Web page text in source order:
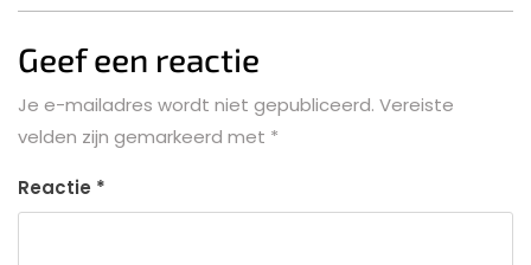
Geef een reactie
Je e-mailadres wordt niet gepubliceerd. Vereiste
velden zijn gemarkeerd met *
Reactie *